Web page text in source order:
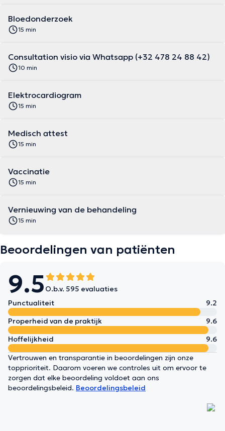
Bloedonderzoek
15 min
Consultation visio via Whatsapp (+32 478 24 88 42)
10 min
Elektrocardiogram
15 min
Medisch attest
15 min
Vaccinatie
15 min
Vernieuwing van de behandeling
15 min
Beoordelingen van patiënten
9.5 O.b.v. 595 evaluaties
Punctualiteit
9.2
Properheid van de praktijk
9.6
Hoffelijkheid
9.6
Vertrouwen en transparantie in beoordelingen zijn onze
topprioriteit. Daarom voeren we controles uit om ervoor te
zorgen dat elke beoordeling voldoet aan ons
beoordelingsbeleid. Beoordelingsbeleid